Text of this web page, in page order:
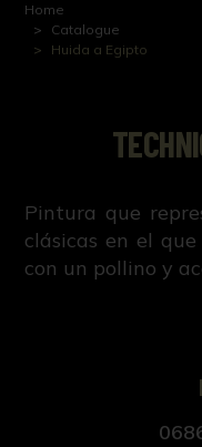
Home
Catalogue
Huida a Egipto
Pintura que
clásicas en el
con un pollino y